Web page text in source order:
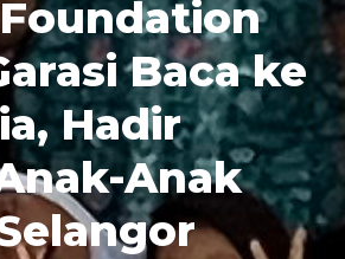
Baca ke
Hadir
Anak